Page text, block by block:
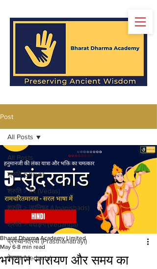
Post
All Posts
श्रुति (Shruti)
श्रुति > वेद (Vedas)
श्रुति > उपनिषद् (Upanishads)
श्रुति > वेदाङ्ग (Vedanga)
प्रस्थानत्रयी (Prasthanatrayi)
वेदान्त (Vedanta)
All Posts
भगवान नारायण और समय का
Bharat Dharma Academy Limited
May 6 8 min read